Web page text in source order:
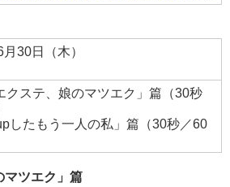
30日（木）
クステ、娘のマツエク」篇（30秒
したもう一人の私」篇（30秒／60
マツエク」篇